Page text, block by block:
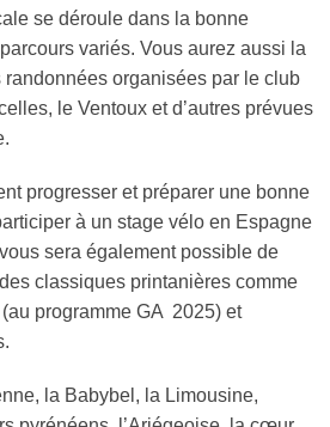
se déroule dans la bonne
variés. Vous aurez aussi la
organisées par le club
le Ventoux et d’autres prévues
progresser et préparer une bonne
à un stage vélo en Espagne
sera également possible de
classiques printanières comme
programme GA 2025) et
la Babybel, la Limousine,